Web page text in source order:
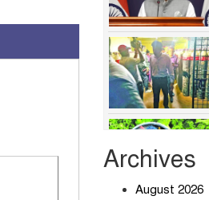
Archives
August 2026